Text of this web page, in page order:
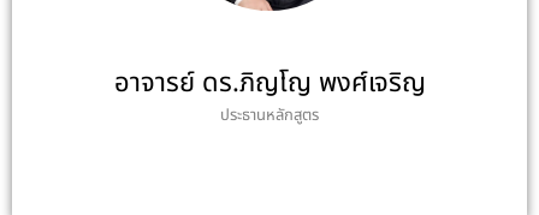
อาจารย์ ดร.ภิญโญ พงศ์เจริญ
ประธานหลักสูตร